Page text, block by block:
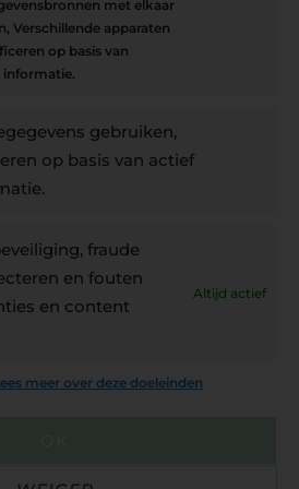
met elkaar
Verschillende apparaten
op basis van
gebruiken,
op basis van actief
fraude
en fouten
en content
Altijd actief
meer over deze doeleinden
€95